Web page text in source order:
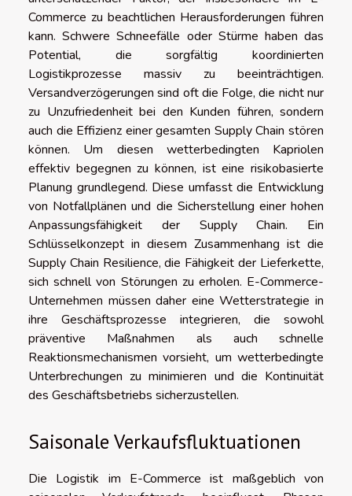
Commerce zu beachtlichen Herausforderungen führen
kann. Schwere Schneefälle oder Stürme haben das
Potential, die sorgfältig koordinierten
Logistikprozesse massiv zu beeinträchtigen.
Versandverzögerungen sind oft die Folge, die nicht nur
zu Unzufriedenheit bei den Kunden führen, sondern
auch die Effizienz einer gesamten Supply Chain stören
können. Um diesen wetterbedingten Kapriolen
effektiv begegnen zu können, ist eine risikobasierte
Planung grundlegend. Diese umfasst die Entwicklung
von Notfallplänen und die Sicherstellung einer hohen
Anpassungsfähigkeit der Supply Chain. Ein
Schlüsselkonzept in diesem Zusammenhang ist die
Supply Chain Resilience, die Fähigkeit der Lieferkette,
sich schnell von Störungen zu erholen. E-Commerce-
Unternehmen müssen daher eine Wetterstrategie in
ihre Geschäftsprozesse integrieren, die sowohl
präventive Maßnahmen als auch schnelle
Reaktionsmechanismen vorsieht, um wetterbedingte
Unterbrechungen zu minimieren und die Kontinuität
des Geschäftsbetriebs sicherzustellen.
Saisonale Verkaufsfluktuationen
Die Logistik im E-Commerce ist maßgeblich von